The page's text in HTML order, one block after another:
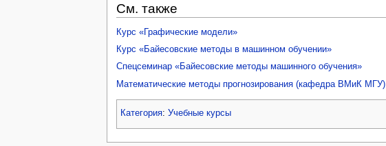
См. также
Курс «Графические модели»
Курс «Байесовские методы в машинном обучении»
Спецсеминар «Байесовские методы машинного обучения»
Математические методы прогнозирования (кафедра ВМиК МГУ)
Категория: Учебные курсы